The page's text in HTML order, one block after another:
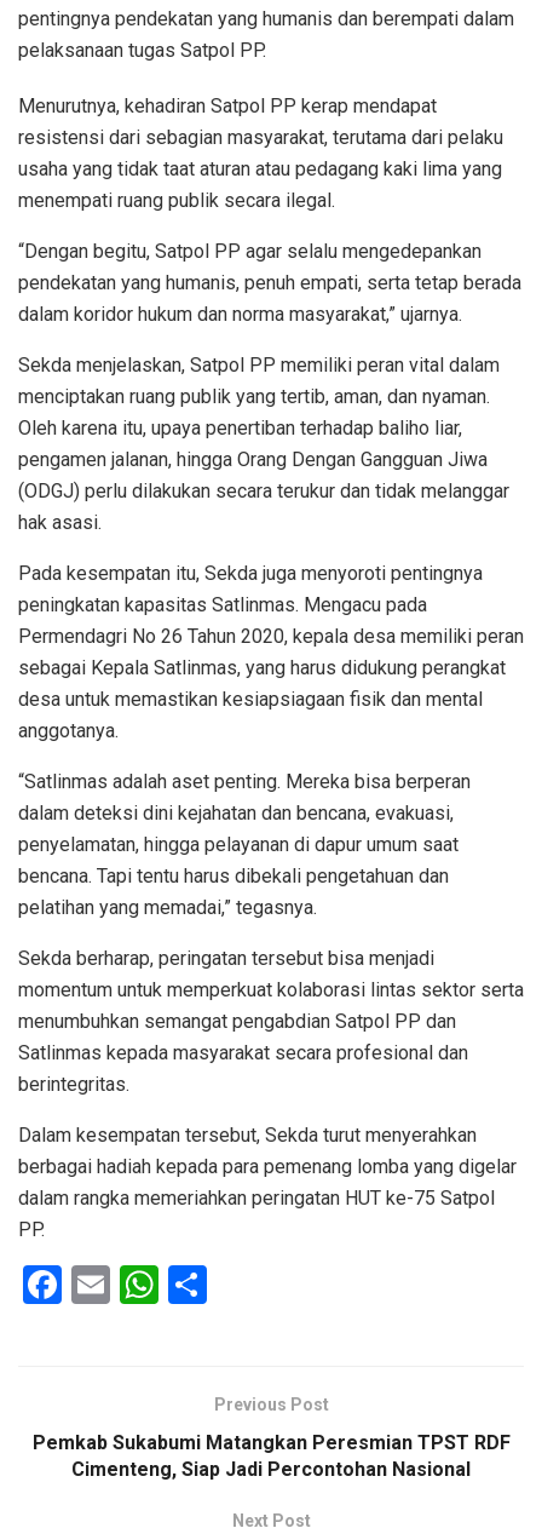
pentingnya pendekatan yang humanis dan berempati dalam
pelaksanaan tugas Satpol PP.
Menurutnya, kehadiran Satpol PP kerap mendapat
resistensi dari sebagian masyarakat, terutama dari pelaku
usaha yang tidak taat aturan atau pedagang kaki lima yang
menempati ruang publik secara ilegal.
“Dengan begitu, Satpol PP agar selalu mengedepankan
pendekatan yang humanis, penuh empati, serta tetap berada
dalam koridor hukum dan norma masyarakat,” ujarnya.
Sekda menjelaskan, Satpol PP memiliki peran vital dalam
menciptakan ruang publik yang tertib, aman, dan nyaman.
Oleh karena itu, upaya penertiban terhadap baliho liar,
pengamen jalanan, hingga Orang Dengan Gangguan Jiwa
(ODGJ) perlu dilakukan secara terukur dan tidak melanggar
hak asasi.
Pada kesempatan itu, Sekda juga menyoroti pentingnya
peningkatan kapasitas Satlinmas. Mengacu pada
Permendagri No 26 Tahun 2020, kepala desa memiliki peran
sebagai Kepala Satlinmas, yang harus didukung perangkat
desa untuk memastikan kesiapsiagaan fisik dan mental
anggotanya.
“Satlinmas adalah aset penting. Mereka bisa berperan
dalam deteksi dini kejahatan dan bencana, evakuasi,
penyelamatan, hingga pelayanan di dapur umum saat
bencana. Tapi tentu harus dibekali pengetahuan dan
pelatihan yang memadai,” tegasnya.
Sekda berharap, peringatan tersebut bisa menjadi
momentum untuk memperkuat kolaborasi lintas sektor serta
menumbuhkan semangat pengabdian Satpol PP dan
Satlinmas kepada masyarakat secara profesional dan
berintegritas.
Dalam kesempatan tersebut, Sekda turut menyerahkan
berbagai hadiah kepada para pemenang lomba yang digelar
dalam rangka memeriahkan peringatan HUT ke-75 Satpol
PP.
F
o
o
E
W
A
p
ePrevious Post
Pemkab Sukabumi Matangkan Peresmian TPST RDF
Cimenteng, Siap Jadi Percontohan Nasional
Next Post